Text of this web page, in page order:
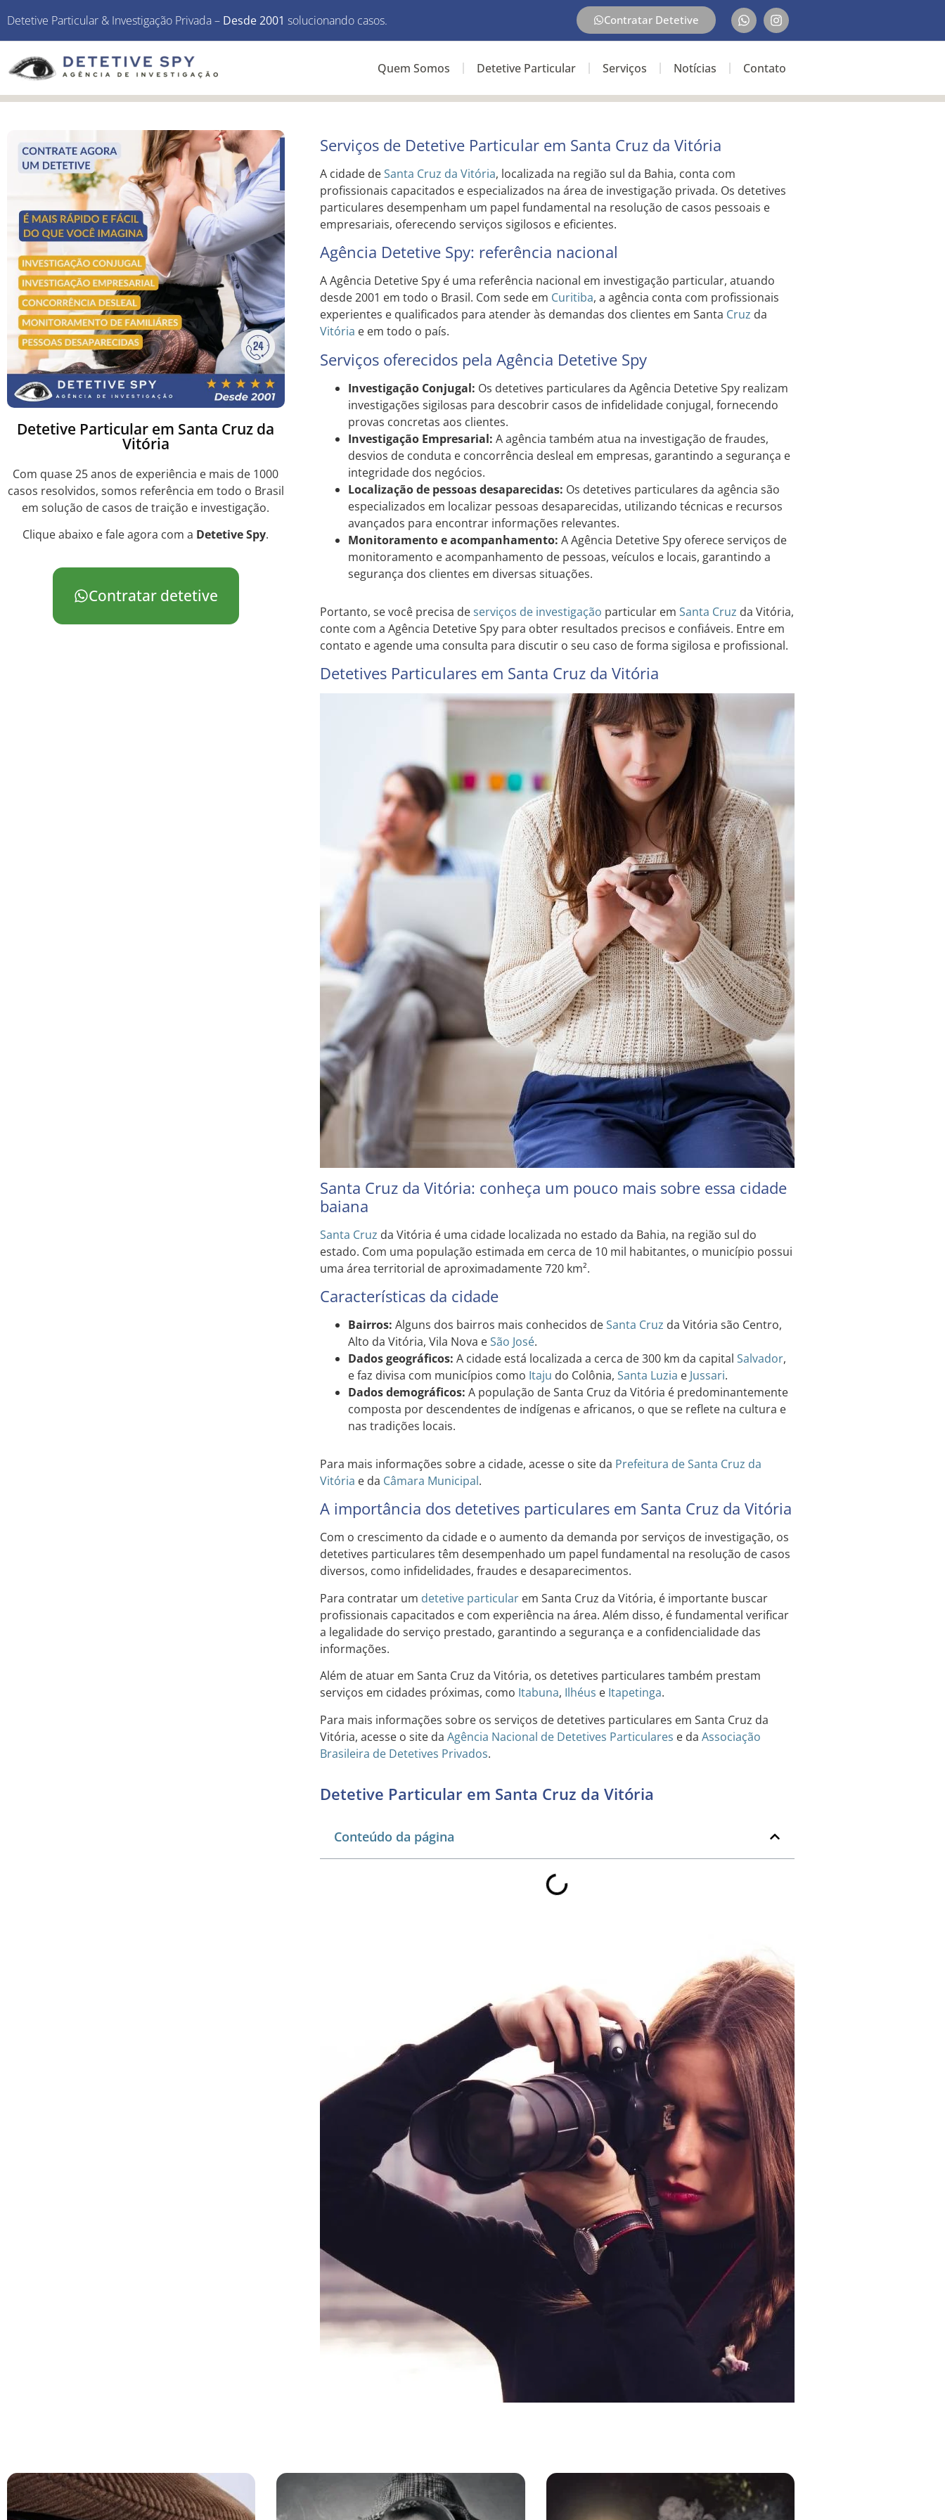
Detetive Particular & Investigação Privada – Desde 2001 solucionando casos. Contratar Detetive
Quem Somos Detetive Particular Serviços Notícias Contato
Detetive Particular em Santa Cruz da
Vitória
Com quase 25 anos de experiência e mais de 1000
casos resolvidos, somos referência em todo o Brasil
em solução de casos de traição e investigação.
Clique abaixo e fale agora com a Detetive Spy.
Contratar detetive
Serviços de Detetive Particular em Santa Cruz da Vitória
A cidade deSanta Cruz da Vitória, localizada na região sul da Bahia, conta com
profissionais capacitados e especializados na área de investigação privada. Os detetives
particulares desempenham um papel fundamental na resolução de casos pessoais e
empresariais, oferecendo serviços sigilosos e eficientes.
Agência Detetive Spy: referência nacional
A Agência Detetive Spy é uma referência nacional em investigação particular, atuando
desde 2001 em todo o Brasil. Com sede em Curitiba, a agência conta com profissionais
experientes e qualificados para atender às demandas dos clientes em Santa Cruz da
Vitória e em todo o país.
Serviços oferecidos pela Agência Detetive Spy
Investigação Conjugal: Os detetives particulares da Agência Detetive Spy realizam
investigações sigilosas para descobrir casos de infidelidade conjugal, fornecendo
provas concretas aos clientes.
Investigação Empresarial: A agência também atua na investigação de fraudes,
desvios de conduta e concorrência desleal em empresas, garantindo a segurança e
integridade dos negócios.
Localização de pessoas desaparecidas: Os detetives particulares da agência são
especializados em localizar pessoas desaparecidas, utilizando técnicas e recursos
avançados para encontrar informações relevantes.
Monitoramento e acompanhamento: A Agência Detetive Spy oferece serviços de
monitoramento e acompanhamento de pessoas, veículos e locais, garantindo a
segurança dos clientes em diversas situações.
Portanto, se você precisa deserviços de investigação particular em Santa Cruz da Vitória,
conte com a Agência Detetive Spy para obter resultados precisos e confiáveis. Entre em
contato e agende uma consulta para discutir o seu caso de forma sigilosa e profissional.
Detetives Particulares em Santa Cruz da Vitória
Santa Cruz da Vitória: conheça um pouco mais sobre essa cidade
baiana
Santa Cruz da Vitória é uma cidade localizada no estado da Bahia, na região sul do
estado. Com uma população estimada em cerca de 10 mil habitantes, o município possui
uma área territorial de aproximadamente 720 km².
Características da cidade
Bairros: Alguns dos bairros mais conhecidos deSanta Cruz da Vitória são Centro,
Alto da Vitória, Vila Nova eSão José.
Dados geográficos: A cidade está localizada a cerca de 300 km da capital Salvador,
e faz divisa com municípios como Itaju do Colônia, Santa Luzia e Jussari.
Dados demográficos: A população de Santa Cruz da Vitória é predominantemente
composta por descendentes de indígenas e africanos, o que se reflete na cultura e
nas tradições locais.
Para mais informações sobre a cidade, acesse o site da Prefeitura de Santa Cruz da
Vitória e da Câmara Municipal.
A importância dos detetives particulares em Santa Cruz da Vitória
Com o crescimento da cidade e o aumento da demanda por serviços de investigação, os
detetives particulares têm desempenhado um papel fundamental na resolução de casos
diversos, como infidelidades, fraudes e desaparecimentos.
Para contratar um detetive particularem Santa Cruz da Vitória, é importante buscar
profissionais capacitados e com experiência na área. Além disso, é fundamental verificar
a legalidade do serviço prestado, garantindo a segurança e a confidencialidade das
informações.
Além de atuar em Santa Cruz da Vitória, os detetives particulares também prestam
serviços em cidades próximas, como Itabuna, Ilhéus e Itapetinga.
Para mais informações sobre os serviços de detetives particulares em Santa Cruz da
Vitória, acesse o site da Agência Nacional de Detetives Particulares e da Associação
Brasileira de Detetives Privados.
Detetive Particular em Santa Cruz da Vitória
Conteúdo da página